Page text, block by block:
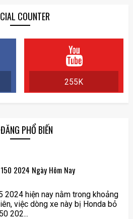
COUNTER
255K
PHỔ BIẾN
2024 Ngày Hôm Nay
2024 hiện nay nằm trong khoảng
việc dòng xe này bị Honda bỏ
202...